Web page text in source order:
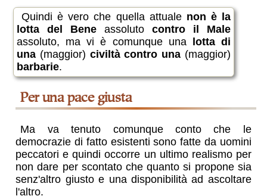
Quindi è vero che quella attuale non è la
lotta del Bene assolutocontro il Male
assoluto, ma vi è comunque una lotta di
una (maggior) civiltà contro una (maggior)
barbarie.
per una pace giusta
Ma va tenuto comunque conto che le
democrazie di fatto esistenti sono fatte da uomini
peccatori e quindi occorre un ultimo realismo per
non dare per scontato che quanto si propone sia
senz'altro giusto e una disponibilità ad ascoltare
l'altro.